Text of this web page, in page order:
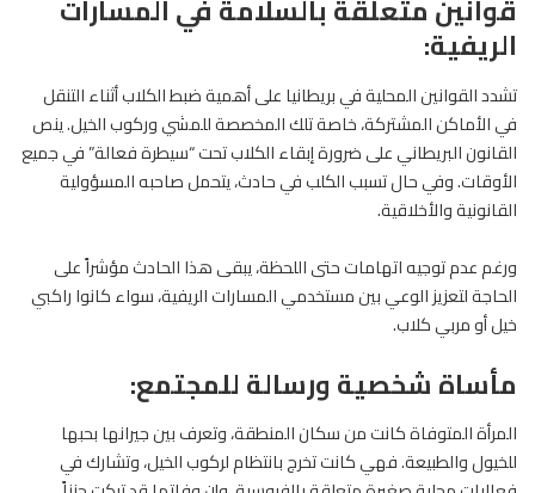
قوانين متعلقة بالسلامة في المسارات
الريفية:
تشدد القوانين المحلية في بريطانيا على أهمية ضبط الكلاب أثناء التنقل
في الأماكن المشتركة، خاصة تلك المخصصة للمشي وركوب الخيل. ينص
القانون البريطاني على ضرورة إبقاء الكلاب تحت “سيطرة فعالة” في جميع
الأوقات. وفي حال تسبب الكلب في حادث، يتحمل صاحبه المسؤولية
القانونية والأخلاقية.
ورغم عدم توجيه اتهامات حتى اللحظة، يبقى هذا الحادث مؤشراً على
الحاجة لتعزيز الوعي بين مستخدمي المسارات الريفية، سواء كانوا راكبي
خيل أو مربي كلاب.
مأساة شخصية ورسالة للمجتمع:
المرأة المتوفاة كانت من سكان المنطقة، وتعرف بين جيرانها بحبها
للخيول والطبيعة. فهي كانت تخرج بانتظام لركوب الخيل، وتشارك في